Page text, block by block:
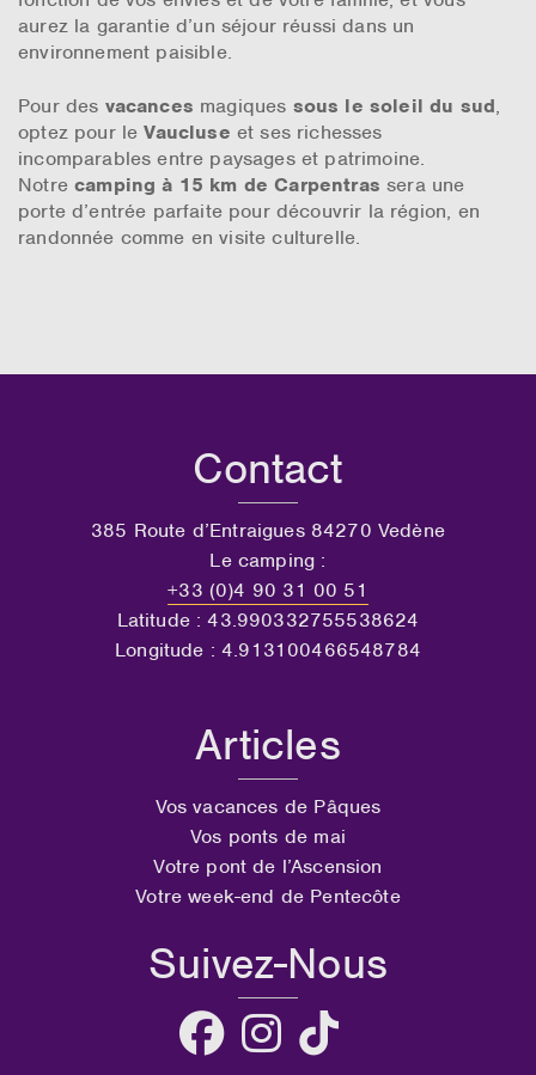
aurez la garantie d’un séjour réussi dans un
environnement paisible.
Pour des vacances magiques sous le soleil du sud,
optez pour leVaucluse et ses richesses
incomparables entre paysages et patrimoine.
Notrecamping à 15 km de Carpentras sera une
porte d’entrée parfaite pour découvrir la région, en
randonnée comme en visite culturelle.
Contact
385 Route d’Entraigues 84270 Vedène
Le camping :
+33 (0)4 90 31 00 51
Latitude : 43.990332755538624
Longitude : 4.913100466548784
Articles
Vos vacances de Pâques
Vos ponts de mai
Votre pont de l’Ascension
Votre week-end de Pentecôte
Suivez-Nous